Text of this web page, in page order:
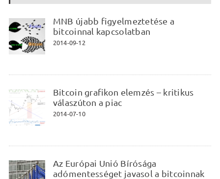
MNB újabb figyelmeztetése a
bitcoinnal kapcsolatban
2014-09-12
Bitcoin grafikon elemzés – kritikus
válaszúton a piac
2014-07-10
Az Európai Unió Bírósága
adómentességet javasol a bitcoinnak